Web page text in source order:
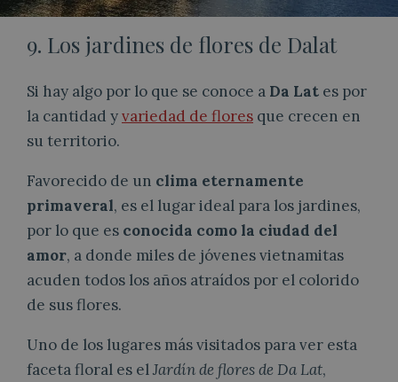
9. Los jardines de flores de Dalat
Si hay algo por lo que se conoce a Da Lat es por
la cantidad yvariedad de flores que crecen en
su territorio.
Favorecido de un clima eternamente
primaveral, es el lugar ideal para los jardines,
por lo que es conocida como la ciudad del
amor, a donde miles de jóvenes vietnamitas
acuden todos los años atraídos por el colorido
de sus flores.
Uno de los lugares más visitados para ver esta
faceta floral es elJardín de flores de Da Lat,